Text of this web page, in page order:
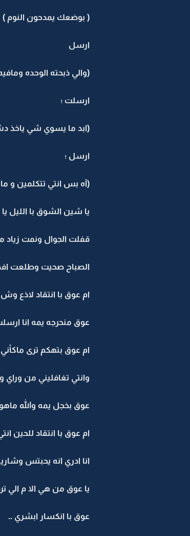
( بوضعك يمدحون النوم )
ارسل
(والي ذبحته الوحده
ارسلت ؛
(ابد ما يسوي شي ياخذ
ارسل ؛
(آه بس انتي تتكلمين و
يا شين الشوق با الليل
قفلت الجوال ونمت زياد
الصباح صحيت وطلعت
ام عوق با انتقاد لاذع
عوق منحرجه يمه انا
ام عوق بتهكم ترى
وانتي تغافليني من
عوق بخجل يمه والله
ام عوق با انتقاد
انا ادري انه يحبتس
يا عوق من هي الا م الي
عوق با انكسار ابشري ..